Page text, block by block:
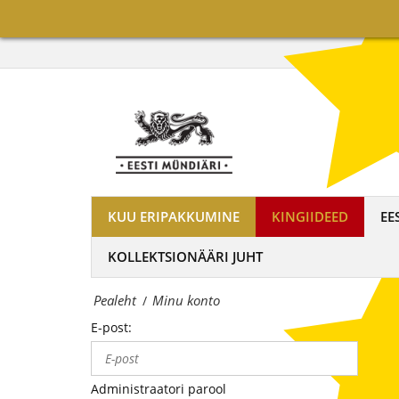
Eesti
Mündiäri
on
tuntumate
rahapajade
kollektsioonimüntide
ja
KUU ERIPAKKUMINE KINGIIDEED
KOLLEKTSIONÄÄRI JUHT
Pealeht / Minu konto
E-post:
Administraatori parool
rahapajade
kollektsioonimüntide
medalite
Eestis